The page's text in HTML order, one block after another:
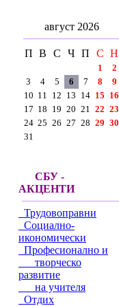
август 2026
П В С Ч П С Н
1
2
3
4 5 6 7 8
9
10 11 12 13 14 15 16
17 18 19 20 21 22 23
24 25 26 27 28 29 30
31
СБУ -
АКЦЕНТИ
Трудовоправни
Социално-
икономически
Професионално и
творческо
развитие
на учителя
Отдих